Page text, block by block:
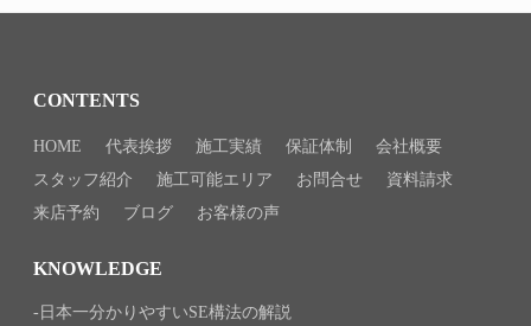
CONTENTS
HOME 代表挨拶 施工実績 保証体制
会社概要
スタッフ紹介
施工可能エリア お問合せ
資料請求
来店予約
ブログ お客様の声
KNOWLEDGE
日本一分かりやすいSE構法の解説